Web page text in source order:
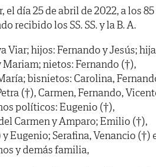
el día 25 de abril de 2022, a los 85
recibido los SS. SS. y la B. A.
Viar; hijos: Fernando y Jesús;
nietos: Fernando (†),
bisnietos: Carolina,
(†), Carmen, Fernando,
políticos: Eugenio (†),
Carmen y Amparo; Emilio (†),
Eugenio; Serafina, Venancio (†)
y demás familia,